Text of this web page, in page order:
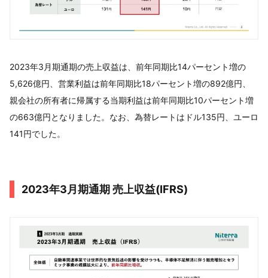
2023年3月期通期の売上収益は、前年同期比14パーセント増の
5,626億円、営業利益は前年同期比18パーセント増の892億円、
親会社の所有者に帰属する当期利益は前年同期比10パーセント増
の663億円となりました。なお、為替レートはドル135円、ユーロ
141円でした。
2023年3月期通期 売上収益(IFRS)